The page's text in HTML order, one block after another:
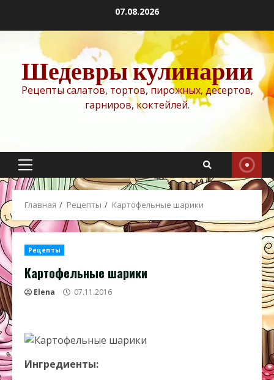
содержимому
07.08.2026
Шедевры кулинарии
Рецепты салатов, тортов, пирожных, десертов,
гарниров, коктейлей.
Основное
меню
Главная Рецепты Картофельные шарики
Рецепты
Картофельные шарики
Elena 07.11.2016
Ингредиенты: